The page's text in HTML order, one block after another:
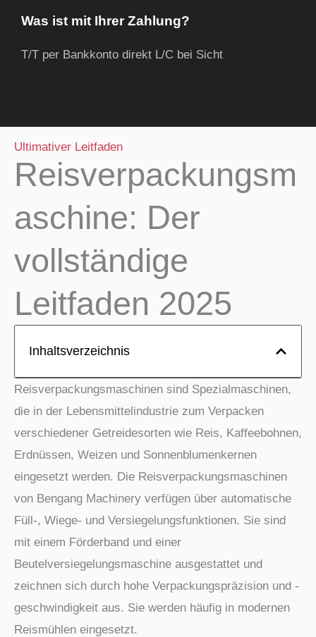
Was ist mit Ihrer Zahlung?
T/T per Bankkonto direkt L/C bei Sicht
Ultimativer Leitfaden
Reisverpackungsm
aschine: Der
vollständige
Leitfaden 2025
Inhaltsverzeichnis
Reisverpackungsmaschinen sind Spezialmaschinen,
die in der Lebensmittelindustrie zum Verpacken
verschiedener Getreidesorten wie Reis, Kaffeebohnen,
Erdnüssen, Weizen und Sonnenblumenkernen
eingesetzt werden. Die Reisverpackungsmaschinen
von Bengang Machinery verfügen über automatische
Füll-, Wiege- und Versiegelungsfunktionen. Sie sind
mit einem Förderband und einer
Beutelversiegelungsmaschine ausgestattet und
zeichnen sich durch hohe Verpackungspräzision und -
geschwindigkeit aus. Sie werden häufig in modernen
Reismühlen eingesetzt.